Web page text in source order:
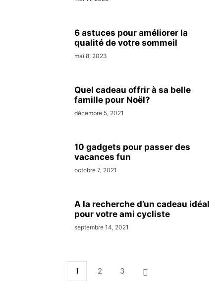
6 astuces pour améliorer la
qualité de votre sommeil
mai 8, 2023
Quel cadeau offrir à sa belle
famille pour Noël?
décembre 5, 2021
10 gadgets pour passer des
vacances fun
octobre 7, 2021
A la recherche d’un cadeau idéal
pour votre ami cycliste
septembre 14, 2021
1 2 3